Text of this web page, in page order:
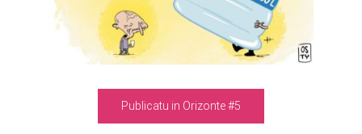
Publicatu in Orizonte #5